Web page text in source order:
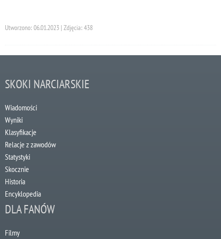
Utworzono: 06.01.2023 | Zdjęcia: 438
SKOKI NARCIARSKIE
Wiadomości
Wyniki
Klasyfikacje
Relacje z zawodów
Statystyki
Skocznie
Historia
Encyklopedia
DLA FANÓW
Filmy